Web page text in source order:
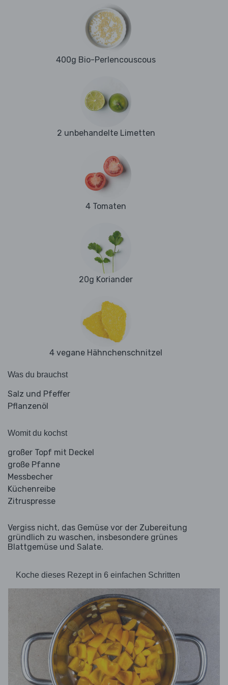
400g Bio-Perlencouscous
2 unbehandelte Limetten
4 Tomaten
20g Koriander
4 vegane Hähnchenschnitzel
Was du brauchst
Salz und Pfeffer
Pflanzenöl
Womit du kochst
großer Topf mit Deckel
große Pfanne
Messbecher
Küchenreibe
Zitruspresse
Vergiss nicht, das Gemüse vor der Zubereitung
gründlich zu waschen, insbesondere grünes
Blattgemüse und Salate.
Koche dieses Rezept in 6 einfachen Schritten